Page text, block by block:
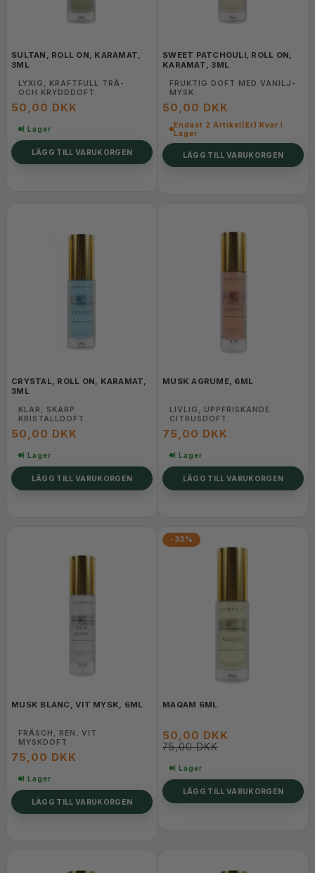
SULTAN, ROLL ON, KARAMAT,
3ML
LYXIG, KRAFTFULL TRÄ-
OCH KRYDDDOFT.
50,00 DKK
I Lager
LÄGG TILL VARUKORGEN
SWEET PATCHOULI, ROLL ON,
KARAMAT, 3ML
FRUKTIG DOFT MED VANILJ-
MYSK.
50,00 DKK
Endast 2 Artikel(er) Kvar I
Lager
LÄGG TILL VARUKORGEN
CRYSTAL, ROLL ON, KARAMAT,
3ML
KLAR, SKARP
KRISTALLDOFT.
50,00 DKK
I Lager
LÄGG TILL VARUKORGEN
MUSK AGRUME, 6ML
LIVLIG, UPPFRISKANDE
CITRUSDOFT.
75,00 DKK
I Lager
LÄGG TILL VARUKORGEN
MUSK BLANC, VIT MYSK, 6ML
FRÄSCH, REN, VIT
MYSKDOFT
75,00 DKK
I Lager
LÄGG TILL VARUKORGEN
-33%
MAQAM 6ML
50,00 DKK
75,00 DKK
I Lager
LÄGG TILL VARUKORGEN